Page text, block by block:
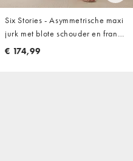
Six Stories - Asymmetrische maxi
jurk met blote schouder en franje
in wit
€ 174,99